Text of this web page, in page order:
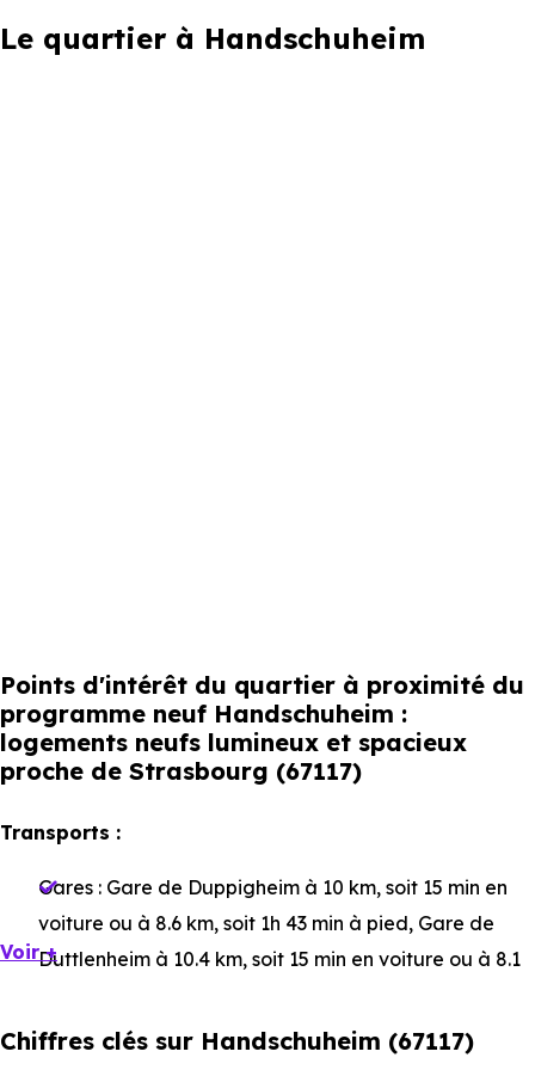
Le quartier à Handschuheim
Points d'intérêt du quartier à proximité du
programme neuf Handschuheim :
logements neufs lumineux et spacieux
proche de Strasbourg (67117)
Transports :
Gares : Gare de Duppigheim à 10 km, soit 15 min en
voiture ou à 8.6 km, soit 1h 43 min à pied, Gare de
Duttlenheim à 10.4 km, soit 15 min en voiture ou à 8.1
9.3 km, soit 16 min en voiture ou à 8.8 km, soit 1h 45
Voir +
Chiffres clés sur Handschuheim (67117)